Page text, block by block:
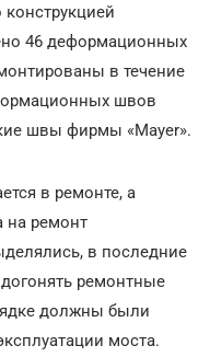
конструкцией
46 деформационных
в течение
швов
швы фирмы «Mayer».
в ремонте, а
на ремонт
в последние
ремонтные
должны были
моста.